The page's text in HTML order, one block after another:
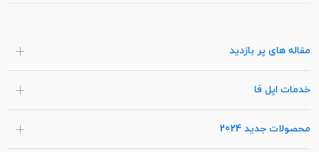
مقاله های پر بازدید
خدمات اپل فا
محصولات جدید 2024